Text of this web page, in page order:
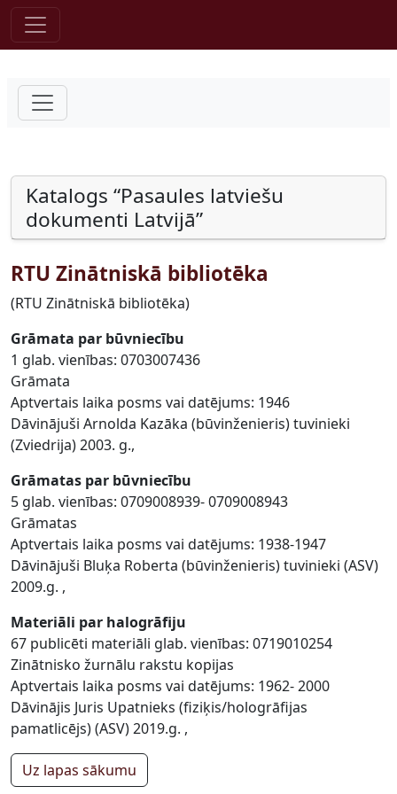
Pāriet uz saturu
Katalogs “Pasaules latviešu
dokumenti Latvijā”
RTU Zinātniskā bibliotēka
(RTU Zinātniskā bibliotēka)
Grāmata par būvniecību
1 glab. vienības: 0703007436
Grāmata
Aptvertais laika posms vai datējums: 1946
Dāvinājuši Arnolda Kazāka (būvinženieris) tuvinieki
(Zviedrija) 2003. g.,
Grāmatas par būvniecību
5 glab. vienības: 0709008939- 0709008943
Grāmatas
Aptvertais laika posms vai datējums: 1938-1947
Dāvinājuši Bluķa Roberta (būvinženieris) tuvinieki (ASV)
2009.g. ,
Materiāli par halogrāfiju
67 publicēti materiāli glab. vienības: 0719010254
Zinātnisko žurnālu rakstu kopijas
Aptvertais laika posms vai datējums: 1962- 2000
Dāvinājis Juris Upatnieks (fiziķis/hologrāfijas
pamatlicējs) (ASV) 2019.g. ,
Uz lapas sākumu